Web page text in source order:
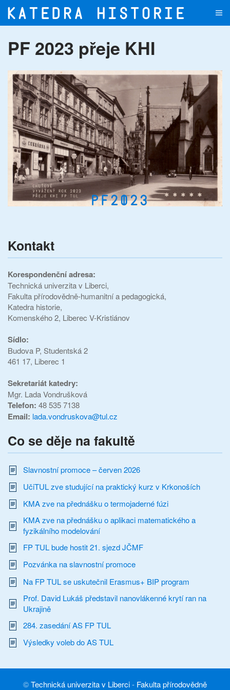
Přejít na hlavní obsah
PF 2023 přeje KHI
Kontakt
Korespondenční adresa:
Technická univerzita v Liberci,
Fakulta přírodovědně-humanitní a pedagogická,
Katedra historie,
Komenského 2, Liberec V-Kristiánov
Sídlo:
Budova P, Studentská 2
461 17, Liberec 1
Sekretariát katedry:
Mgr. Lada Vondrušková
Telefon: 48 535 7138
Email: lada.vondruskova@tul.cz
Co se děje na fakultě
Slavnostní promoce – červen 2026
UčiTUL zve studující na praktický kurz v Krkonoších
KMA zve na přednášku o termojaderné fúzi
KMA zve na přednášku o aplikaci matematického a
fyzikálního modelování
FP TUL bude hostit 21. sjezd JČMF
Pozvánka na slavnostní promoce
Na FP TUL se uskutečnil Erasmus+ BIP program
Prof. David Lukáš představil nanovlákenné krytí ran na
Ukrajině
284. zasedání AS FP TUL
Výsledky voleb do AS TUL
©Technická univerzita v Liberci- Fakulta přírodovědně